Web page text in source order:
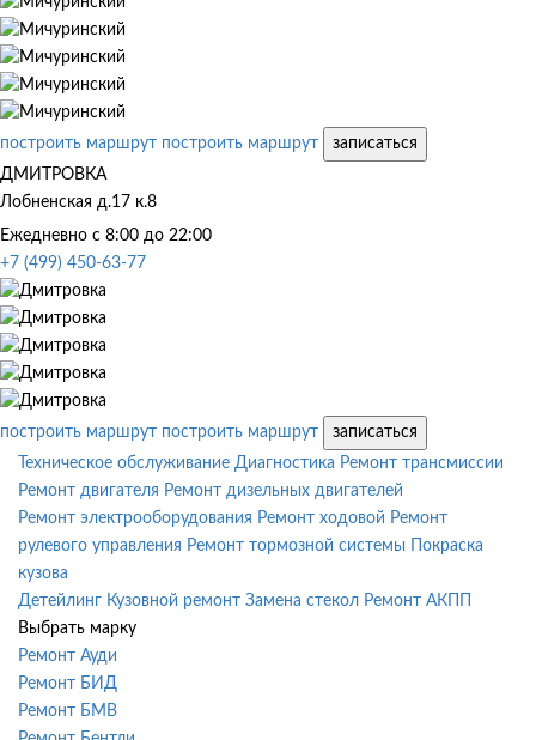
построить маршрут построить маршрут
записаться
ДМИТРОВКА
Лобненская д.17 к.8
Ежедневно с 8:00 до 22:00
+7 (499) 450-63-77
построить маршрут построить маршрут
записаться
Техническое обслуживание Диагностика Ремонт трансмиссии
Ремонт двигателя Ремонт дизельных двигателей
Ремонт электрооборудования Ремонт ходовой Ремонт
рулевого управления Ремонт тормозной системы
Покраска
кузова
Детейлинг Кузовной ремонт Замена стекол Ремонт АКПП
Выбрать марку
Ремонт Ауди
Ремонт БИД
Ремонт БМВ